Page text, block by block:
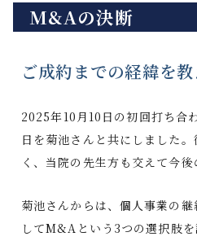
M&Aの決断
ご成約までの経緯を教
2025年10月10日の初回打ち合
日を菊池さんと共にしました
く、当院の先生方も交えて今後
菊池さんからは、個人事業の
してM&Aという3つの選択肢